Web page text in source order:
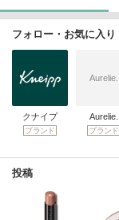
フォロー・お気に入り
クナイプ
ブランド
Aurelie.
Aurelie.
ブランド
投稿